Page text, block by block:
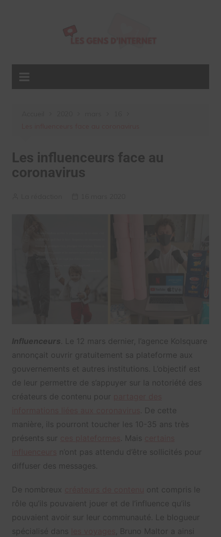
Les influenceurs face au
coronavirus
Influenceurs . Le 12 mars dernier, l’agence Kolsquare
annonçait ouvrir gratuitement sa plateforme aux
gouvernements et autres institutions. L’objectif est
de leur permettre de s’appuyer sur la notoriété des
créateurs de contenu pour
. De cette
manière, ils pourront toucher les 10-35 ans très
présents sur
. Mais
n’ont pas attendu d’être sollicités pour
diffuser des messages.
De nombreux
ont compris le
rôle qu’ils pouvaient jouer et de l’influence qu’ils
pouvaient avoir sur leur communauté. Le blogueur
spécialisé dans
, Bruno Maltor a ainsi